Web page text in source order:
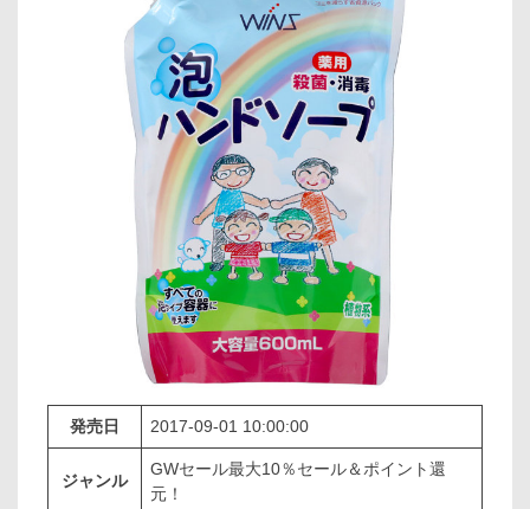
発売日 2017-09-01 10:00:00
ジャンル
GWセール最大10％セール＆ポイント還
元！